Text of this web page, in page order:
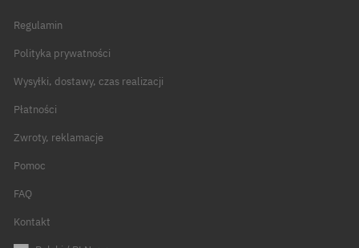
Regulamin
Polityka prywatności
Wysyłki, dostawy, czas realizacji
Płatności
Zwroty, reklamacje
Pomoc
FAQ
Kontakt